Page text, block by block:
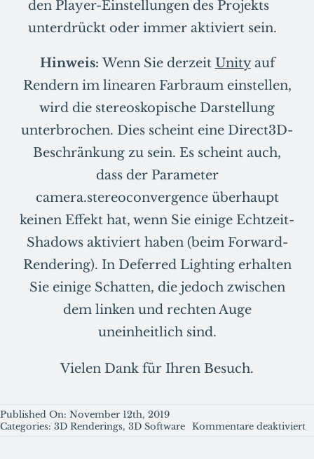
den Player-Einstellungen des Projekts
unterdrückt oder immer aktiviert sein.
Hinweis:Wenn Sie derzeit Unityauf
Rendern im linearen Farbraum einstellen,
wird die stereoskopische Darstellung
unterbrochen. Dies scheint eine Direct3D-
Beschränkung zu sein. Es scheint auch,
dass der Parameter
camera.stereoconvergence überhaupt
keinen Effekt hat, wenn Sie einige Echtzeit-
Shadows aktiviert haben (beim Forward-
Rendering). In Deferred Lighting erhalten
Sie einige Schatten, die jedoch zwischen
dem linken und rechten Auge
uneinheitlich sind.
Vielen Dank für Ihren Besuch.
Published On: November 12th, 2019
Categories: 3D Renderings, 3D Software Kommentare deaktiviert